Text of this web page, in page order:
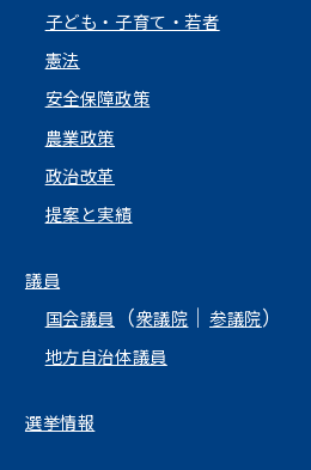
子ども・子育て・若者
憲法
安全保障政策
農業政策
政治改革
提案と実績
議員
国会議員
（衆議院 ｜参議院）
地方自治体議員
選挙情報